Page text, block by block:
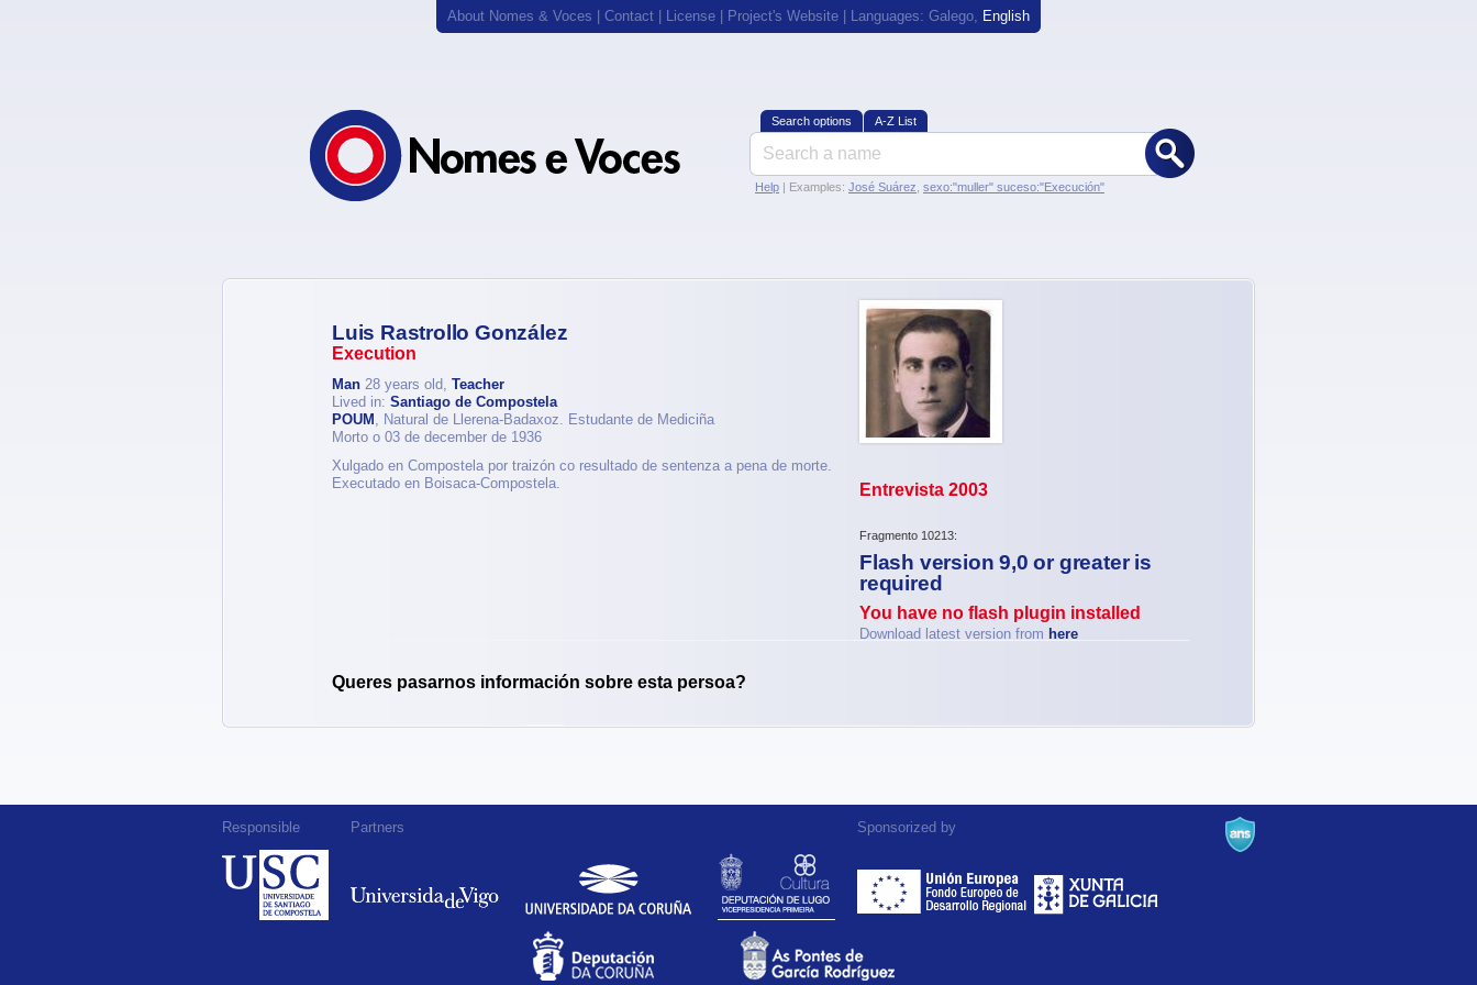
About Nomes & Voces Contact License Project's Website | Languages: Galego, English
Search options A-Z List
Help | Examples: José Suárez sexo:"muller" suceso:"Execución"
Luis Rastrollo González
Execution
Man 28 years old, Teacher
Lived in: Santiago de Compostela
POUM , Natural de Llerena-Badaxoz. Estudante de Mediciña
Morto o 03 de december de 1936
Xulgado en Compostela por traizón co resultado de sentenza a pena de morte.
Executado en Boisaca-Compostela.
Entrevista 2003
Fragmento 10213:
Flash version 9,0 or greater is
required
You have no flash plugin installed
Download latest version from here
Queres pasarnos información sobre esta persoa?
Responsible Partners Sponsorized by